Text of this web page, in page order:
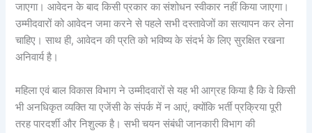
जाएगा। आवेदन के बाद किसी प्रकार का संशोधन स्वीकार नहीं किया जाएगा।
उम्मीदवारों को आवेदन जमा करने से पहले सभी दस्तावेजों का सत्यापन कर लेना
चाहिए। साथ ही, आवेदन की प्रति को भविष्य के संदर्भ के लिए सुरक्षित रखना
अनिवार्य है।
महिला एवं बाल विकास विभाग ने उम्मीदवारों से यह भी आग्रह किया है कि वे किसी
भी अनधिकृत व्यक्ति या एजेंसी के संपर्क में न आएं, क्योंकि भर्ती प्रक्रिया पूरी
तरह पारदर्शी और निशुल्क है। सभी चयन संबंधी जानकारी विभाग की